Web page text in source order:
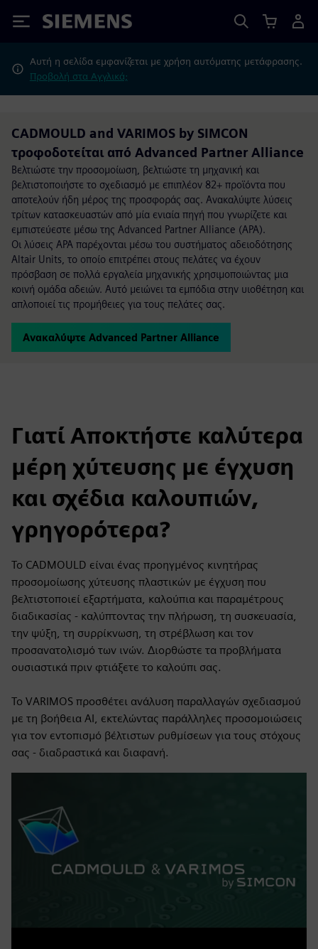
Siemens
Αυτή η σελίδα εμφανίζεται με χρήση αυτόματης μετάφρασης.
Προβολή στα Αγγλικά;
CADMOULD and VARIMOS by SIMCON
τροφοδοτείται από Advanced Partner Alliance
Βελτιώστε την προσομοίωση, βελτιώστε τη μηχανική και
βελτιστοποιήστε το σχεδιασμό με επιπλέον 82+ προϊόντα που
αποτελούν ήδη μέρος της προσφοράς σας. Ανακαλύψτε λύσεις
τρίτων κατασκευαστών από μία ενιαία πηγή που γνωρίζετε και
εμπιστεύεστε μέσω της Advanced Partner Alliance (APA).
Οι λύσεις APA παρέχονται μέσω του συστήματος αδειοδότησης
Altair Units, το οποίο επιτρέπει στους πελάτες να έχουν
πρόσβαση σε πολλά εργαλεία μηχανικής χρησιμοποιώντας μια
κοινή ομάδα αδειών. Αυτό μειώνει τα εμπόδια στην υιοθέτηση και
απλοποιεί τις προμήθειες για τους πελάτες σας.
Ανακαλύψτε Advanced Partner Alliance
Γιατί Αποκτήστε καλύτερα
μέρη χύτευσης με έγχυση
και σχέδια καλουπιών,
γρηγορότερα?
Το CADMOULD είναι ένας προηγμένος κινητήρας
προσομοίωσης χύτευσης πλαστικών με έγχυση που
βελτιστοποιεί εξαρτήματα, καλούπια και παραμέτρους
διαδικασίας - καλύπτοντας την πλήρωση, τη συσκευασία,
την ψύξη, τη συρρίκνωση, τη στρέβλωση και τον
προσανατολισμό των ινών. Διορθώστε τα προβλήματα
ουσιαστικά πριν φτιάξετε το καλούπι σας.
Το VARIMOS προσθέτει ανάλυση παραλλαγών σχεδιασμού
με τη βοήθεια AI, εκτελώντας παράλληλες προσομοιώσεις
για τον εντοπισμό βέλτιστων ρυθμίσεων για τους στόχους
σας - διαδραστικά και διαφανή.